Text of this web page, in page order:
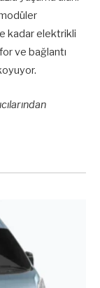
kadar elektrikli
ve bağlantı